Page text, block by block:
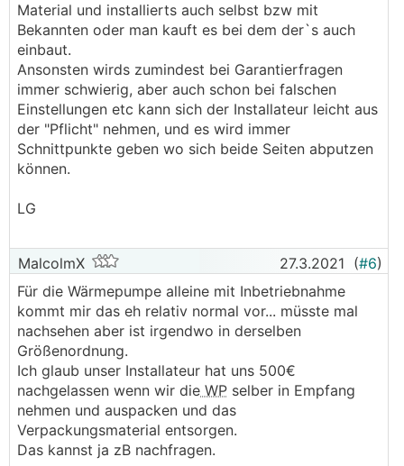
Material und installierts auch selbst bzw mit
Bekannten oder man kauft es bei dem der`s auch
einbaut.
Ansonsten wirds zumindest bei Garantierfragen
immer schwierig, aber auch schon bei falschen
Einstellungen etc kann sich der Installateur leicht aus
der "Pflicht" nehmen, und es wird immer
Schnittpunkte geben wo sich beide Seiten abputzen
können.
LG
MalcolmX 27.3.2021 (#6)
Für die Wärmepumpe alleine mit Inbetriebnahme
kommt mir das eh relativ normal vor... müsste mal
nachsehen aber ist irgendwo in derselben
Größenordnung.
Ich glaub unser Installateur hat uns 500€
nachgelassen wenn wir die WP selber in Empfang
nehmen und auspacken und das
Verpackungsmaterial entsorgen.
Das kannst ja zB nachfragen.